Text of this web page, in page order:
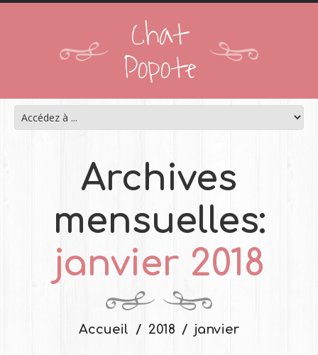
Chat
Popote
Archives
mensuelles:
janvier 2018
Accueil 2018 janvier